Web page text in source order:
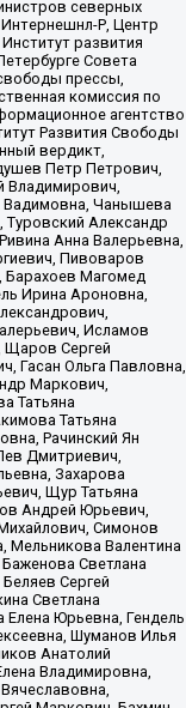
северных
Р, Центр
развития
Совета
прессы,
комиссия по
агентство
Развития Свободы
вердикт,
Петр Петрович,
Владимирович,
Вадимовна, Чанышева
Александр
Анна Валерьевна,
Пивоваров
Барахоев Магомед
Ирина Ароновна,
Исламов
Щаров Сергей
Гасан Ольга Павловна,
Маркович,
Татьяна
Татьяна
Рачинский Ян
Дмитриевич,
Захарова
Щур Татьяна
Андрей Юрьевич,
Симонов
Мельникова Валентина
Светлана
Сергей
Светлана
Елена Юрьевна, Гендель
Шуманов Илья
Анатолий
Владимировна,